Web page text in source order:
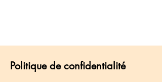
Politique de confidentialité